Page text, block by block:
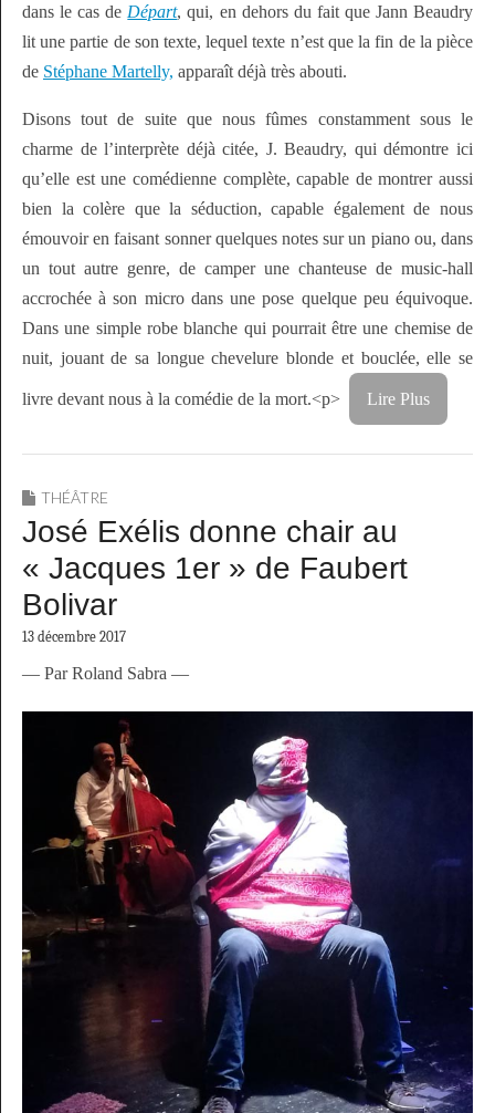
dans le cas de Départ, qui, en dehors du fait que Jann Beaudry
lit une partie de son texte, lequel texte n’est que la fin de la pièce
de Stéphane Martelly, apparaît déjà très abouti.
Disons tout de suite que nous fûmes constamment sous le
charme de l’interprète déjà citée, J. Beaudry, qui démontre ici
qu’elle est une comédienne complète, capable de montrer aussi
bien la colère que la séduction, capable également de nous
émouvoir en faisant sonner quelques notes sur un piano ou, dans
un tout autre genre, de camper une chanteuse de music-hall
accrochée à son micro dans une pose quelque peu équivoque.
Dans une simple robe blanche qui pourrait être une chemise de
nuit, jouant de sa longue chevelure blonde et bouclée, elle se
livre devant nous à la comédie de la mort.<p> Lire Plus
THÉÂTRE
José Exélis donne chair au
« Jacques 1er » de Faubert
Bolivar
13 décembre 2017
— Par Roland Sabra —